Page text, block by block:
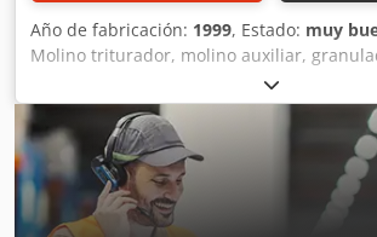
Año de fabricación: 1999, Estado: muy
Molino triturador, molino auxiliar,
trituradora de plásticos, molino de
molino de rotor, tecnología de reciclaje. -
está equipado con un nuevo juego de
Fabricante: Getecha, molino auxiliar,
Tipo: GRS182-A1.50 -Sección de entrada:
Diámetro de los orificios del tamiz: Ø 6 mm